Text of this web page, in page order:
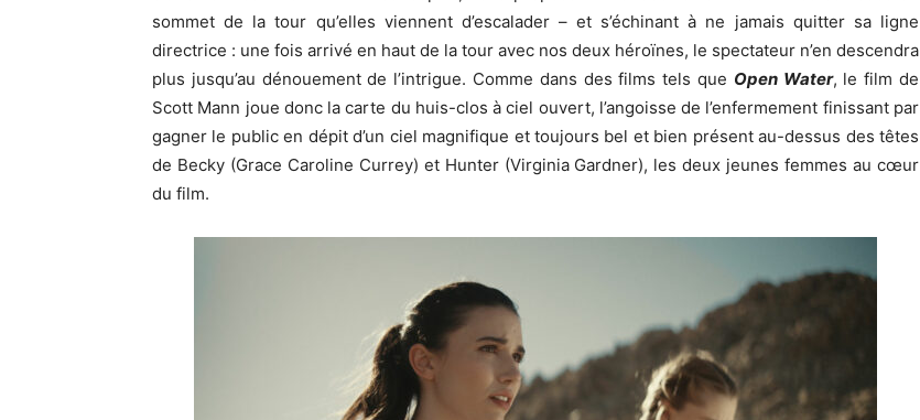
sommet de la tour qu’elles viennent d’escalader – et s’échinant à ne jamais quitter sa ligne
directrice : une fois arrivé en haut de la tour avec nos deux héroïnes, le spectateur n’en descendra
plus jusqu’au dénouement de l’intrigue. Comme dans des films tels que Open Water, le film de
Scott Mann joue donc la carte du huis-clos à ciel ouvert, l’angoisse de l’enfermement finissant par
gagner le public en dépit d’un ciel magnifique et toujours bel et bien présent au-dessus des têtes
de Becky (Grace Caroline Currey) et Hunter (Virginia Gardner), les deux jeunes femmes au cœur
du film.